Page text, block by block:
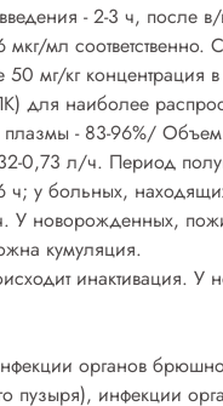
- 2-3 ч, после
мл соответственно.
мг/кг концентрация
наиболее
- 83-96%/
0,73 л/ч. Период
ч; у больных,
У новорожденных,
кумуляция.
инактивация. У
органов
пузыря), инфекции